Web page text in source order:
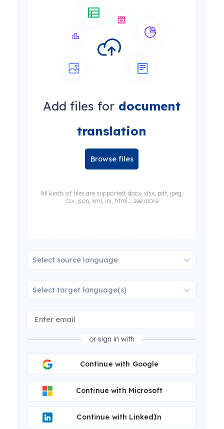
Add files for document
translation
Browse files
All kinds of files are supported: docx, xlsx, pdf, jpeg,
csv, json, xml, ini, html... see more
Select source language
Select target language(s)
or sign in with
Continue with Google
Continue with Microsoft
Continue with LinkedIn